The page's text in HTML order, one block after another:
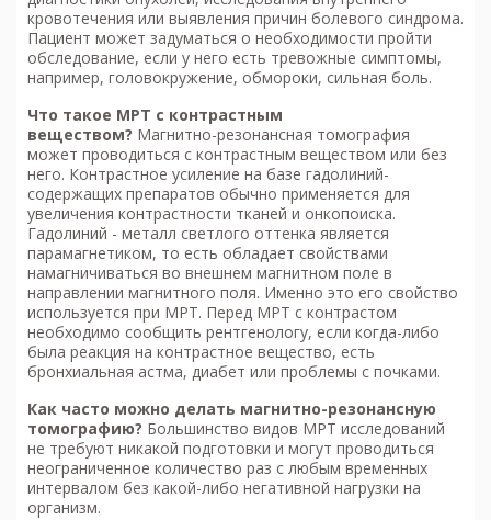
кровотечения или выявления причин болевого синдрома.
Пациент может задуматься о необходимости пройти
обследование, если у него есть тревожные симптомы,
например, головокружение, обмороки, сильная боль.
Что такое МРТ с контрастным
веществом? Магнитно-резонансная томография
может проводиться с контрастным веществом или без
него. Контрастное усиление на базе гадолиний-
содержащих препаратов обычно применяется для
увеличения контрастности тканей и онкопоиска.
Гадолиний - металл светлого оттенка является
парамагнетиком, то есть обладает свойствами
намагничиваться во внешнем магнитном поле в
направлении магнитного поля. Именно это его свойство
используется при МРТ. Перед МРТ с контрастом
необходимо сообщить рентгенологу, если когда-либо
была реакция на контрастное вещество, есть
бронхиальная астма, диабет или проблемы с почками.
Как часто можно делать магнитно-резонансную
томографию? Большинство видов МРТ исследований
не требуют никакой подготовки и могут проводиться
неограниченное количество раз с любым временных
интервалом без какой-либо негативной нагрузки на
организм.